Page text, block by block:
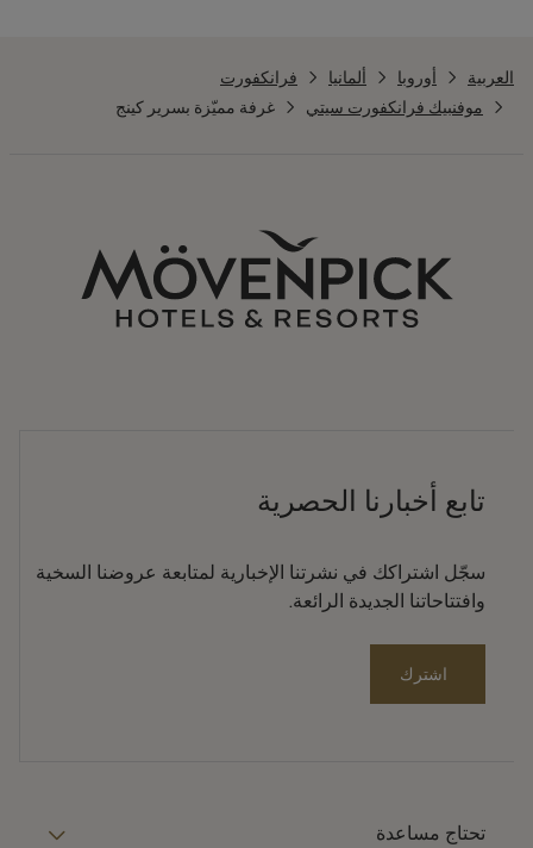
العربية أوروبا ألمانيا
فرانكفورت
موفنبيك فرانكفورت سيتي
غرفة مميّزة بسرير كينج
تابع أخبارنا الحصرية
سجّل اشتراكك في نشرتنا الإخبارية لمتابعة عروضنا السخية
وافتتاحاتنا الجديدة الرائعة.
اشترك
تحتاج مساعدة